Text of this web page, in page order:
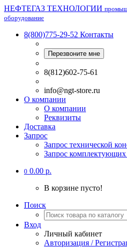
НЕФТЕГАЗ ТЕХНОЛОГИИ
оборудование
8(800)775-29-52 Контакты
Перезвоните мне
8(812)602-75-61
info@ngt-store.ru
О компании
О компании
Реквизиты
Доставка
Запрос
Запрос технической
Запрос
0 0.00 р.
В корзине пусто!
Поиск
Вход
Личный кабинет
Авторизация /